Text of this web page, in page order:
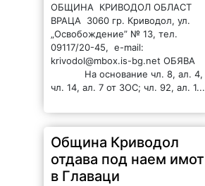
ОБЩИНА КРИВОДОЛ ОБЛАСТ
ВРАЦА 3060 гр. Криводол, ул.
„Освобождение” № 13, тел.
09117/20-45, e-mail:
krivodol@mbox.is-bg.net ОБЯВА
На основание чл. 8, ал. 4,
чл. 14, ал. 7 от ЗОС; чл. 92, ал. 1...
Община Криводол
отдава под наем имот
в Главаци